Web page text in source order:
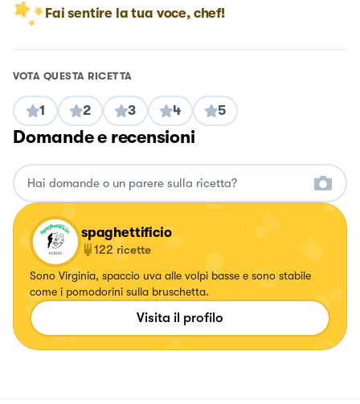
Fai sentire la tua voce, chef!
VOTA QUESTA RICETTA
1 2 3 4 5
Domande e recensioni
spaghettificio
122 ricette
Sono Virginia, spaccio uva alle volpi basse e sono stabile
come i pomodorini sulla bruschetta.
Visita il profilo